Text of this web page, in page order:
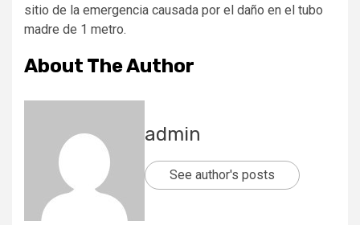
sitio de la emergencia causada por el daño en el tubo
madre de 1 metro.
About The Author
admin
See author's posts